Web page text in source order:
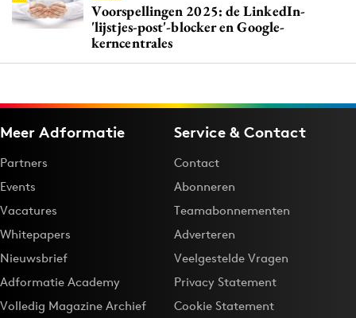
Voorspellingen 2025: de LinkedIn-
'lijstjes-post'-blocker en Google-
kerncentrales
Meer Adformatie
Partners
Events
Vacatures
Whitepapers
Nieuwsbrief
Adformatie Academy
Volledig Magazine Archief
Service & Contact
Contact
Abonneren
Teamabonnementen
Adverteren
Veelgestelde Vragen
Privacy Statement
Cookie Statement